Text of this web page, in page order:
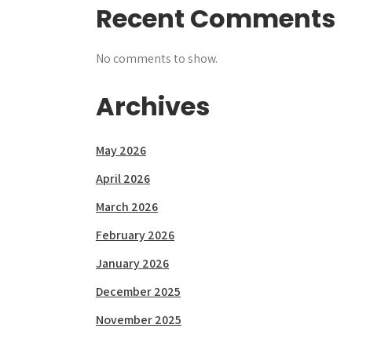
Recent Comments
No comments to show.
Archives
May 2026
April 2026
March 2026
February 2026
January 2026
December 2025
November 2025